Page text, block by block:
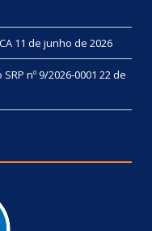
11 de junho de 2026
nº 9/2026-0001 22 de